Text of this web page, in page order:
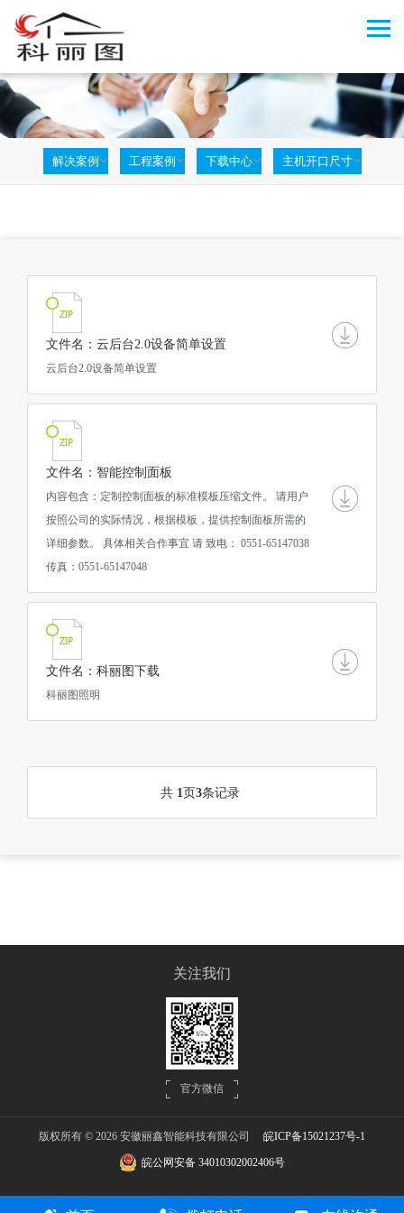
解决案例 工程案例 下载中心 主机开口尺寸
文件名：云后台2.0设备简单设置
云后台2.0设备简单设置
文件名：智能控制面板
内容包含：定制控制面板的标准模板压缩文件。 请用户
按照公司的实际情况，根据模板，提供控制面板所需的
详细参数。 具体相关合作事宜 请 致电： 0551-65147038
传真：0551-65147048
文件名：科丽图下载
科丽图照明
共 1页3条记录
关注我们
官方微信
版权所有 © 2026 安徽丽鑫智能科技有限公司 皖ICP备15021237号-1
皖公网安备 34010302002406号